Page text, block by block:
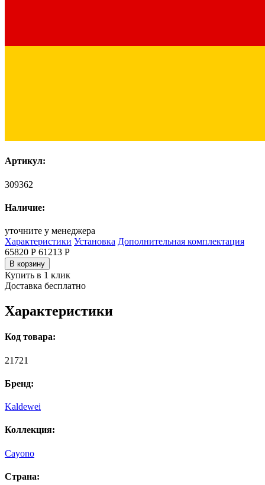
Артикул:
309362
Наличие:
уточните у менеджера
Характеристики Установка Дополнительная комплектация
65820 Р 61213 Р
В корзину
Купить в 1 клик
Доставка бесплатно
Характеристики
Код товара:
21721
Бренд:
Kaldewei
Коллекция:
Cayono
Страна: